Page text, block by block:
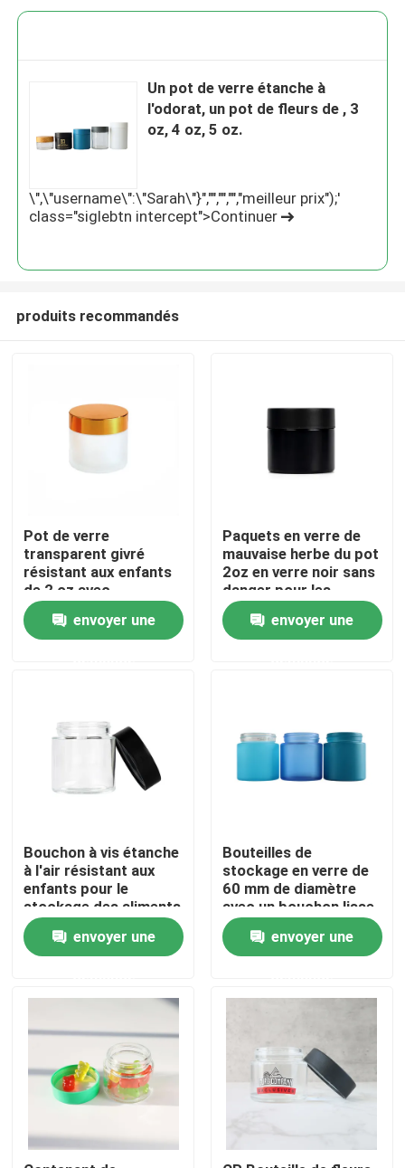
Maison
Visite d'usine
Contrôle de qualité
Cas
Un pot de verre étanche à
l'odorat, un pot de fleurs de , 3
oz, 4 oz, 5 oz.
\",\"username\":\"Sarah\"}","","","","meilleur prix");'
class="siglebtn intercept">Continuer
produits recommandés
Pot de verre
transparent givré
résistant aux enfants
de 2 oz avec
couvercle doré
envoyer une
Paquets en verre de
mauvaise herbe du pot
2oz en verre noir sans
danger pour les
enfants
envoyer une
Bouchon à vis étanche
à l'air résistant aux
enfants pour le
stockage des aliments
secs
envoyer une
Bouteilles de
stockage en verre de
60 mm de diamètre
avec un bouchon lisse
et un certificat de
verrouillage pour
enfants résistant aux
envoyer une